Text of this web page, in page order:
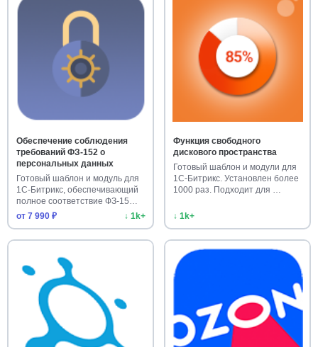
Обеспечение соблюдения
требований ФЗ-152 о
персональных данных
Готовый шаблон и модуль для
1С-Битрикс, обеспечивающий
полное соответствие ФЗ-15…
от 7 990 ₽
↓ 1k+
Функция свободного
дискового пространства
Готовый шаблон и модули для
1С-Битрикс. Установлен более
1000 раз. Подходит для …
↓ 1k+